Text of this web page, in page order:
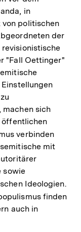
in
politischen
der
"Fall Oettinger"
machen sich
öffentlichen
verbinden
mit
sowie
Ideologien.
finden
auch in